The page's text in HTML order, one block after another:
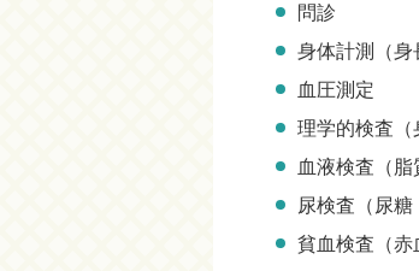
問診
身体計測（身
血圧測定
理学的検査（
血液検査（脂
尿検査（尿糖
貧血検査（赤